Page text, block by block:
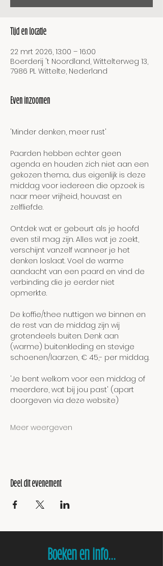
Tijd en locatie
22 mrt 2026, 13:00 – 16:00
Boerderij 't Noordland, Wittelterweg 13,
7986 PL Wittelte, Nederland
Even inzoomen
'Minder denken, meer rust'
Paarden hebben echter geen
agenda en houden zich niet aan een
gekozen thema... dus eigenlijk is deze
middag voor iedereen die opzoek is
naar meer vrijheid, houvast en
zelfliefde.
Ontdek wat er gebeurt als je hoofd
even stil mag zijn. Alles wat je zoekt,
verschijnt vanzelf wanneer je het
denken loslaat. Voel de warme
aandacht van een paard en vind de
verbinding die je eerder niet
opmerkte.
De koffie/thee nuttigen we binnen en
de rest van de middag zijn wij
grotendeels buiten. Denk aan
(warme) buitenkleding en stevige
schoenen/laarzen, € 45,- per middag.
'Je bent welkom voor een middag of
meerdere, wat bij jou past' (apart
doorgeven via deze website)
Meer weergeven
Deel dit evenement
Boeken en info...